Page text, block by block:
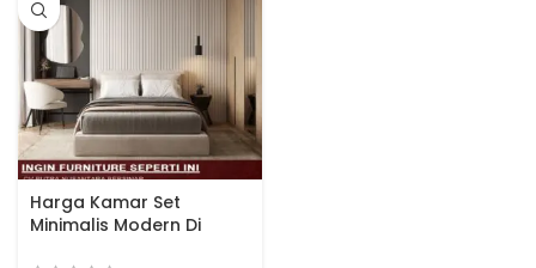
Harga Kamar Set
Minimalis Modern Di